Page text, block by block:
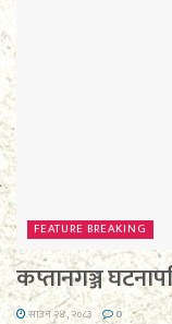
FEATURE BREAKING
कप्तानगञ्ज
साउन २४, २०८३ 0